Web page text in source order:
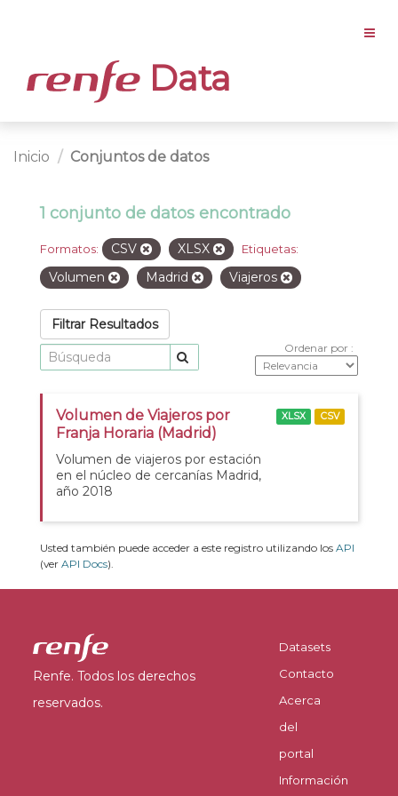
Data
Inicio Conjuntos de datos
1 conjunto de datos encontrado
Formatos: CSV XLSX Etiquetas:
Volumen Madrid Viajeros
Filtrar Resultados
Ordenar por
Volumen de Viajeros por
Franja Horaria (Madrid)
Volumen de viajeros por estación
en el núcleo de cercanías Madrid,
año 2018
XLSX CSV
Usted también puede acceder a este registro utilizando los API
(ver API Docs).
Renfe. Todos los derechos
reservados.
Datasets
Contacto
Acerca
del
portal
Información